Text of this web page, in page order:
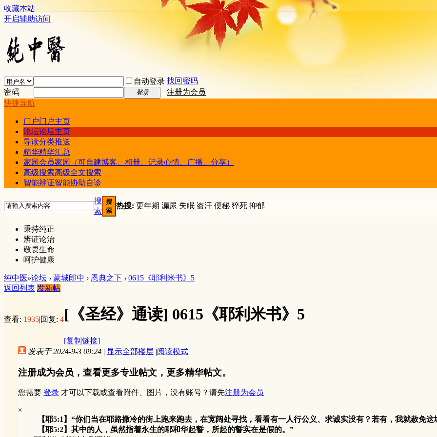
收藏本站
开启辅助访问
自动登录 找回密码
密码
登录
注册为会员
快捷导航
门户门户主页
论坛论坛主页
导读分类推送
精华精华汇总
家园会员家园（可自建博客、相册、记录心情、广播、分享）
高级搜索高级全文搜索
智能辨证智能协助自诊
搜
索
搜
索
热搜: 更年期 漏尿 失眠 盗汗 便秘 猝死 抑郁
秉持纯正
辨证论治
敬畏生命
呵护健康
纯中医»论坛 › 蒙城郎中 › 恩典之下 › 0615《耶利米书》5
返回列表 发新帖
查看: 1935|回复: 4[《圣经》通读] 0615《耶利米书》5
[复制链接]
发表于 2024-9-3 09:24 | 显示全部楼层 |阅读模式
注册成为会员，查看更多专业帖文，更多精华帖文。
您需要 登录 才可以下载或查看附件、图片，没有账号？请先注册为会员
×
【耶5:1】“你们当在耶路撒冷的街上跑来跑去，在宽阔处寻找，看看有一人行公义、求诚实没有？若有，我就赦免这
【耶5:2】其中的人，虽然指着永生的耶和华起誓，所起的誓实在是假的。”